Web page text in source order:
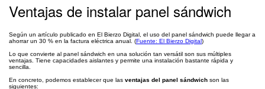
Ventajas de instalar panel sándwich
Según un artículo publicado en El Bierzo Digital, el uso del panel sándwich puede llegar a
ahorrar un 30 % en la factura eléctrica anual. (Fuente: El Bierzo Digital)
Lo que convierte al panel sándwich en una solución tan versátil son sus múltiples
ventajas. Tiene capacidades aislantes y permite una instalación bastante rápida y
sencilla.
En concreto, podemos establecer que las ventajas del panel sándwich son las
siguientes: